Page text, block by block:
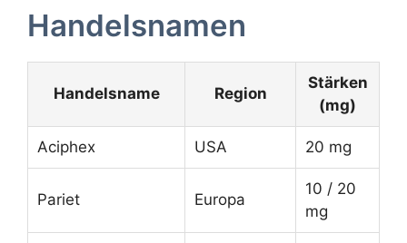
Handelsnamen
Handelsname Region
Stärken
(mg)
Aciphex USA 20 mg
Pariet Europa
10 / 20
mg